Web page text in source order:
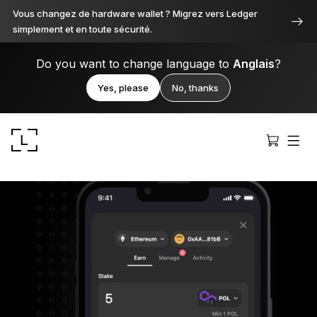
Vous changez de hardware wallet ? Migrez vers Ledger
simplement et en toute sécurité.
Do you want to change language to Anglais?
Yes, please No, thanks
Ledger Stax